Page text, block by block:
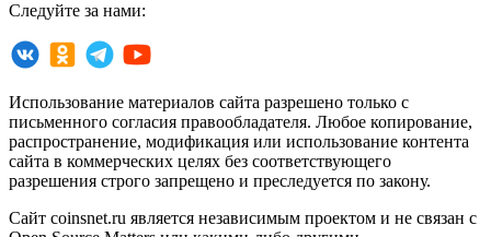
Следуйте за нами:
Использование материалов сайта разрешено только с
письменного согласия правообладателя. Любое копирование,
распространение, модификация или использование контента
сайта в коммерческих целях без соответствующего
разрешения строго запрещено и преследуется по закону.
Сайт coinsnet.ru является независимым проектом и не связан с